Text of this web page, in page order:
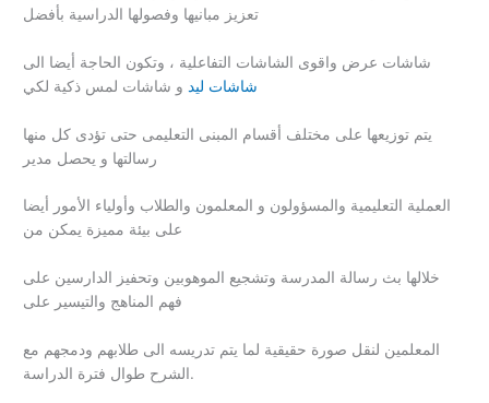
تعزيز مبانيها وفصولها الدراسية بأفضل
شاشات عرض واقوى الشاشات التفاعلية ، وتكون الحاجة أيضا الى
شاشات ليد و شاشات لمس ذكية لكي
يتم توزيعها على مختلف أقسام المبنى التعليمى حتى تؤدى كل منها
رسالتها و يحصل مدير
العملية التعليمية والمسؤولون و المعلمون والطلاب وأولياء الأمور أيضا
على بيئة مميزة يمكن من
خلالها بث رسالة المدرسة وتشجيع الموهوبين وتحفيز الدارسين على
فهم المناهج والتيسير على
المعلمين لنقل صورة حقيقية لما يتم تدريسه الى طلابهم ودمجهم مع
الشرح طوال فترة الدراسة.